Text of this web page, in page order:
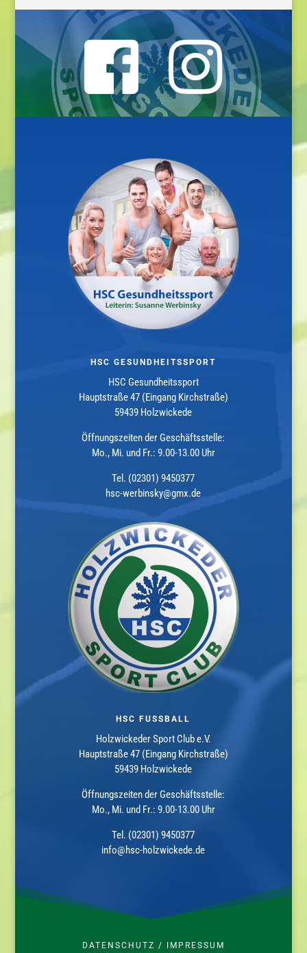
HSC GESUNDHEITSSPORT
HSC Gesundheitssport
Hauptstraße 47 (Eingang Kirchstraße)
59439 Holzwickede
Öffnungszeiten der Geschäftsstelle:
Mo., Mi. und Fr.: 9.00-13.00 Uhr
Tel. (02301) 9450377
hsc-werbinsky@gmx.de
HSC FUSSBALL
Holzwickeder Sport Club e.V.
Hauptstraße 47 (Eingang Kirchstraße)
59439 Holzwickede
Öffnungszeiten der Geschäftsstelle:
Mo., Mi. und Fr.: 9.00-13.00 Uhr
Tel. (02301) 9450377
info@hsc-holzwickede.de
DATENSCHUTZ /
IMPRESSUM